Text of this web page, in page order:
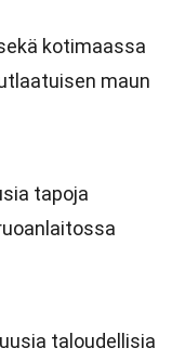
kotimaassa
maun
tapoja
taloudellisia